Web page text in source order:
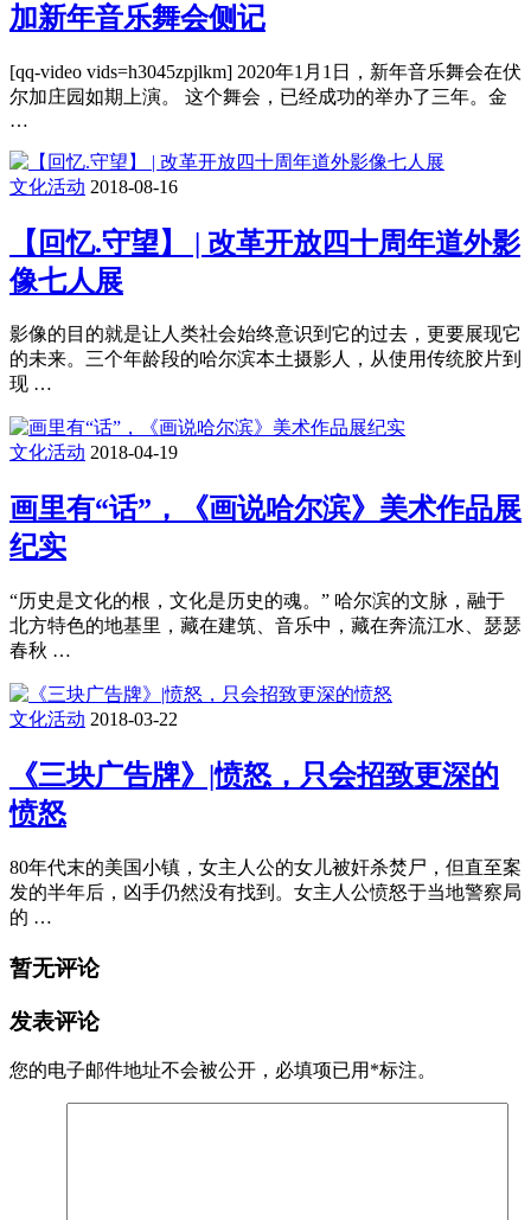
加新年音乐舞会侧记
[qq-video vids=h3045zpjlkm] 2020年1月1日，新年音乐舞会在伏
尔加庄园如期上演。 这个舞会，已经成功的举办了三年。金
…
文化活动 2018-08-16
【回忆.守望】 | 改革开放四十周年道外影
像七人展
影像的目的就是让人类社会始终意识到它的过去，更要展现它
的未来。三个年龄段的哈尔滨本土摄影人，从使用传统胶片到
现 …
文化活动 2018-04-19
画里有“话”，《画说哈尔滨》美术作品展
纪实
“历史是文化的根，文化是历史的魂。” 哈尔滨的文脉，融于
北方特色的地基里，藏在建筑、音乐中，藏在奔流江水、瑟瑟
春秋 …
文化活动 2018-03-22
《三块广告牌》|愤怒，只会招致更深的
愤怒
80年代末的美国小镇，女主人公的女儿被奸杀焚尸，但直至案
发的半年后，凶手仍然没有找到。女主人公愤怒于当地警察局
的 …
暂无评论
发表评论
您的电子邮件地址不会被公开， 必填项已用 *标注。